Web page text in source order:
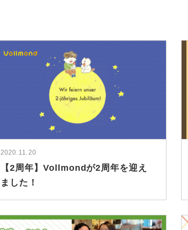
2020.11.20
【2周年】Vollmondが2周年を迎え
ました！